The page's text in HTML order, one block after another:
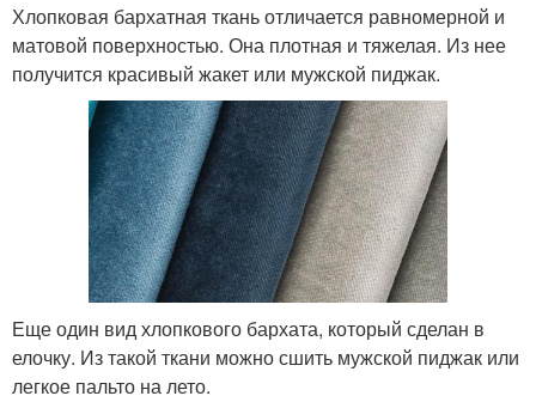
Хлопковая бархатная ткань отличается равномерной и
матовой поверхностью. Она плотная и тяжелая. Из нее
получится красивый жакет или мужской пиджак.
Еще один вид хлопкового бархата, который сделан в
елочку. Из такой ткани можно сшить мужской пиджак или
легкое пальто на лето.